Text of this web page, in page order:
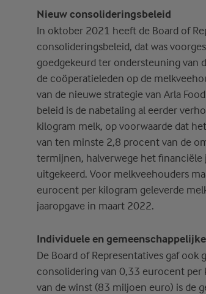
Nieuw consolideringsbeleid
In oktober 2021 heeft de Board of
consolideringsbeleid, dat was
goedgekeurd ter ondersteuning van
de coöperatieleden op de
van de nieuwe strategie van Arla
beleid is de nabetaling al eerder
kilogram melk, op voorwaarde dat
van ten minste 2,8 procent van de
termijnen, halverwege het financiële
uitgekeerd. Voor melkveehouders
eurocent per kilogram geleverde
jaaropgave in maart 2022.
Individuele en
De Board of Representatives gaf
consolidering van 0,33 eurocent
van de winst (83 miljoen euro) is de